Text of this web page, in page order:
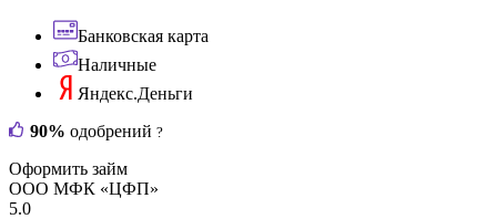
Банковская карта
Наличные
Яндекс.Деньги
90% одобрений ?
Оформить займ
ООО МФК «ЦФП»
5.0